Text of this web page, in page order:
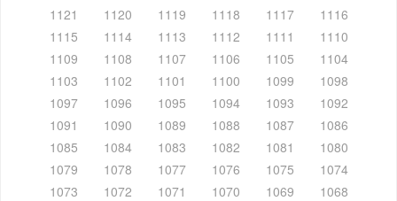
1121
1120 1119 1118 1117
1116
1115
1114 1113 1112 1111
1110
1109
1108 1107 1106 1105
1104
1103
1102 1101 1100 1099
1098
1097
1096 1095 1094 1093
1092
1091
1090 1089 1088 1087
1086
1085
1084 1083 1082 1081
1080
1079
1078 1077 1076 1075
1074
1073
1072 1071 1070 1069
1068